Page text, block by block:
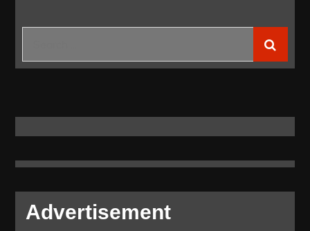
MW)
Advertisement